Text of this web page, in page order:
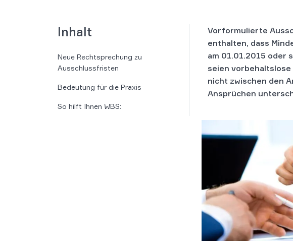
Inhalt
Neue Rechtsprechung zu
Ausschlussfristen
Bedeutung für die Praxis
So hilft Ihnen WBS:
Vor­for­mu­lier­te
ent­hal­ten, dass
am 01.01.2015 oder
seien vorbehaltslose
nicht zwischen den
Ansprüchen